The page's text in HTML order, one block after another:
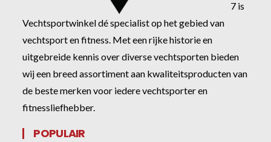
7 is
Vechtsportwinkel dé specialist op het gebied van
vechtsport en fitness. Met een rijke historie en
uitgebreide kennis over diverse vechtsporten bieden
wij een breed assortiment aan kwaliteitsproducten van
de beste merken voor iedere vechtsporter en
fitnessliefhebber.
POPULAIR